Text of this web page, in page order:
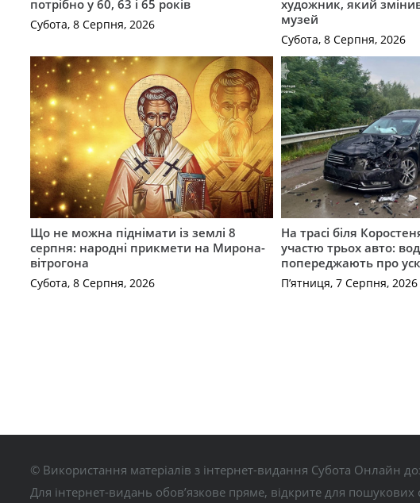
потрібно у 60, 63 і 65 років
Субота, 8 Серпня, 2026
художник, який
музей
Субота, 8 Серпня, 2026
Що не можна піднімати із землі 8
серпня: народні прикмети на Мирона-
вітрогона
Субота, 8 Серпня, 2026
На трасі біля
участю трьох авто:
попереджають про
П’ятниця, 7 Серпня, 2026
© Використання матеріалів з інтернет-видання Субота Онлайн
Для інтернет-видань обов’язкове пряме, відкрите для